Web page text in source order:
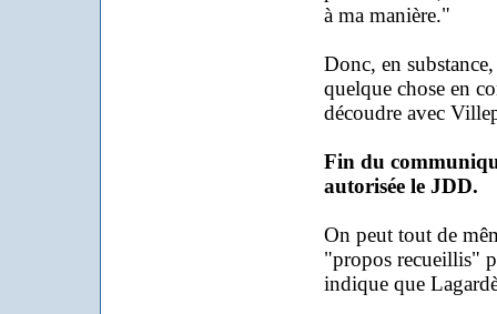
à ma manière."
Donc, en
quelque chose en
découdre avec
Fin du
autorisée le JDD.
On peut tout de
"propos recueillis"
indique que